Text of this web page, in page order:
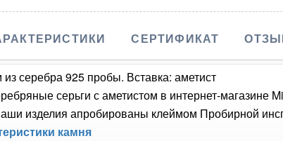
СЕРТИФИКАТ
серебра 925 пробы. Вставка: аметист
серьги с аметистом в интернет-
изделия апробированы клеймом Пробирной
камня